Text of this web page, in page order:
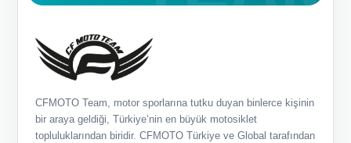
CFMOTO Team, motor sporlarına tutku duyan binlerce kişinin
bir araya geldiği, Türkiye’nin en büyük motosiklet
topluluklarından biridir. CFMOTO Türkiye ve Global tarafından